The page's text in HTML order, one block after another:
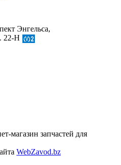
Энгельса,
22-Н
магазин запчастей для
WebZavod.bz